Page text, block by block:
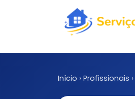
Início › Profissionais ›